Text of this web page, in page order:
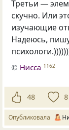
Третьи —
скучно. Или
изучающие
Надеюсь,
© Нисса 1162
48 8
Опубликовала